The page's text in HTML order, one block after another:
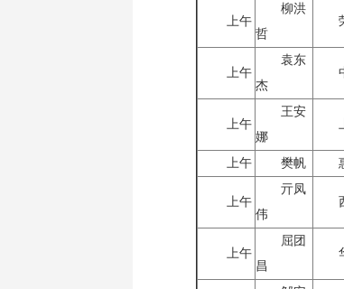
上午
柳洪
哲
上午
袁东
杰
上午
王安
娜
上午 樊帆
上午
亓凤
伟
上午
屈团
昌